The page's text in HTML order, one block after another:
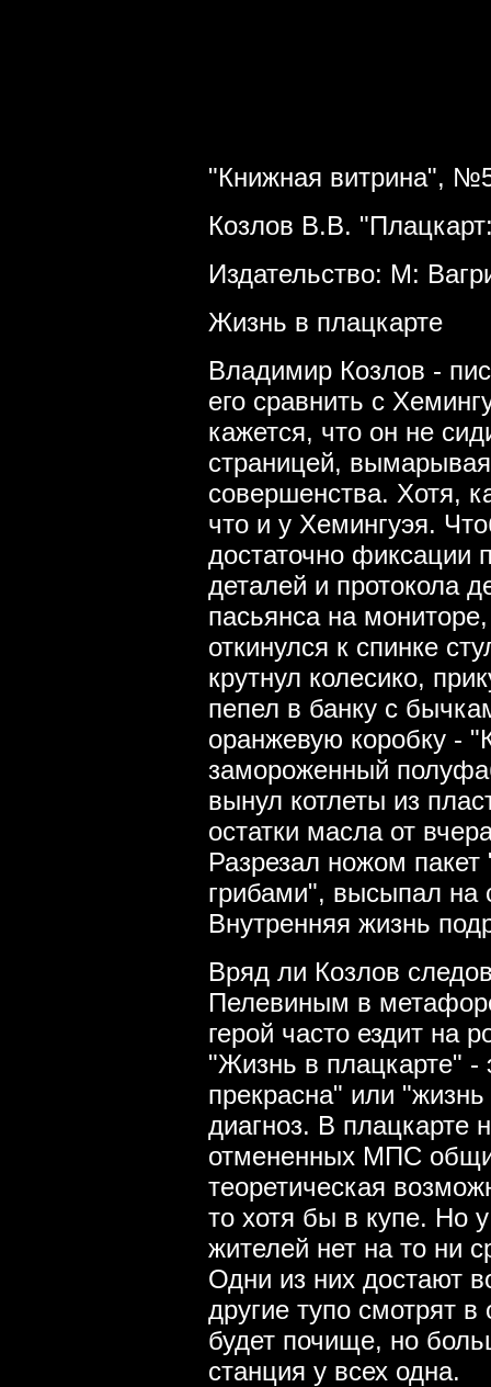
"Книжная витрина",
Козлов В.В.
Издательство: М:
Жизнь в плацкарте
Владимир Козлов -
его сравнить с
кажется, что он не
страницей,
совершенства. Хотя,
что и у Хемингуэя.
достаточно фиксации
деталей и протокола
пасьянса на
откинулся к спинке
крутнул колесико,
пепел в банку с
оранжевую коробку -
замороженный
вынул котлеты из
остатки масла от
Разрезал ножом
грибами", высыпал на
Внутренняя жизнь
Вряд ли Козлов
Пелевиным в
герой часто ездит на
"Жизнь в плацкарте" -
прекрасна" или
диагноз. В плацкарте
отмененных МПС
теоретическая
то хотя бы в купе. Но
жителей нет на то ни
Одни из них достают
другие тупо смотрят
будет почище, но
станция у всех одна.